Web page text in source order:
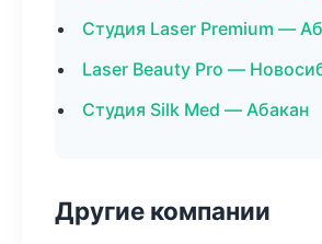
Студия Laser Premium —
Laser Beauty Pro —
Студия Silk Med — Абакан
Другие компании